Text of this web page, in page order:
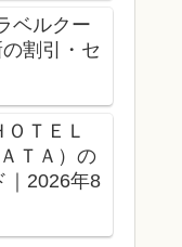
ベルクー
割引・セ
ＴＥＬ
ＴＡ）の
｜2026年8